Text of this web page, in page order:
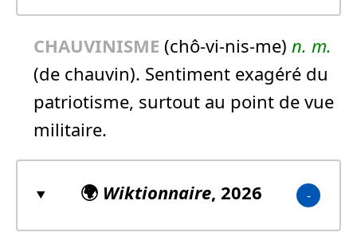
CHAUVINISME (chô-vi-nis-me) n. m.
(de chauvin). Sentiment exagéré du
patriotisme, surtout au point de vue
militaire.
🌍 Wiktionnaire, 2026